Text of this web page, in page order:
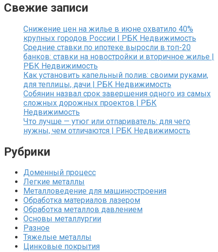
Свежие записи
Снижение цен на жилье в июне охватило 40%
крупных городов России | РБК Недвижимость
Средние ставки по ипотеке выросли в топ-20
банков: ставки на новостройки и вторичное жилье |
РБК Недвижимость
Как установить капельный полив: своими руками,
для теплицы, дачи | РБК Недвижимость
Собянин назвал срок завершения одного из самых
сложных дорожных проектов | РБК
Недвижимость
Что лучше — утюг или отпариватель: для чего
нужны, чем отличаются | РБК Недвижимость
Рубрики
Доменный процесс
Легкие металлы
Металловедение для машиностроения
Обработка материалов лазером
Обработка металлов давлением
Основы металлургии
Разное
Тяжелые металлы
Цинковые покрытия